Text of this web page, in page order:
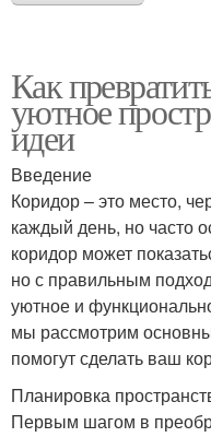
Как
уютное
идеи
Введение
Коридор – это место,
каждый день, но часто
коридор может
но с правильным
уютное и
мы рассмотрим
помогут сделать ваш
Планировка
Первым шагом в